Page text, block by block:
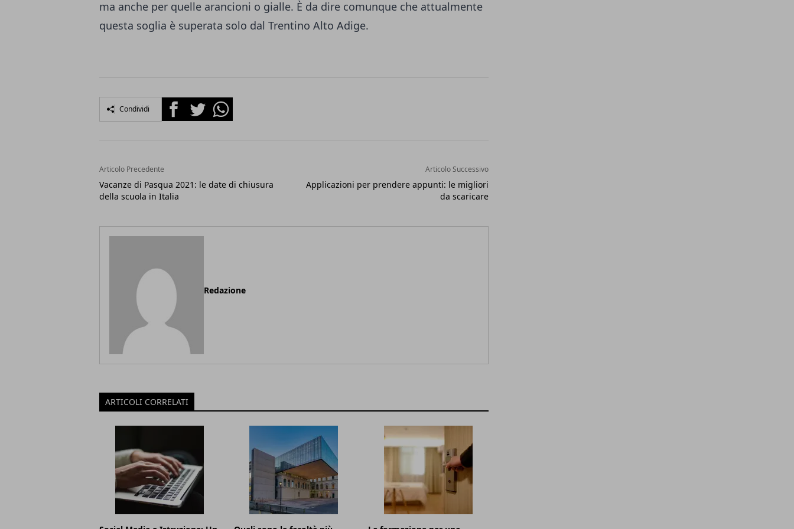
ma anche per quelle arancioni o gialle. È da dire comunque che attualmente
questa soglia è superata solo dal Trentino Alto Adige.
Condividi FacebookTwitterWhatsapp
Articolo Precedente
Vacanze di Pasqua 2021: le date di chiusura
della scuola in Italia
Articolo Successivo
Applicazioni per prendere appunti: le migliori
da scaricare
Redazione
ARTICOLI CORRELATI